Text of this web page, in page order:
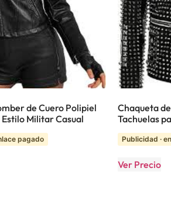
de Cuero Polipiel
Militar Casual
pagado
Chaqueta
Tachuelas
Publicidad ·
Ver Precio